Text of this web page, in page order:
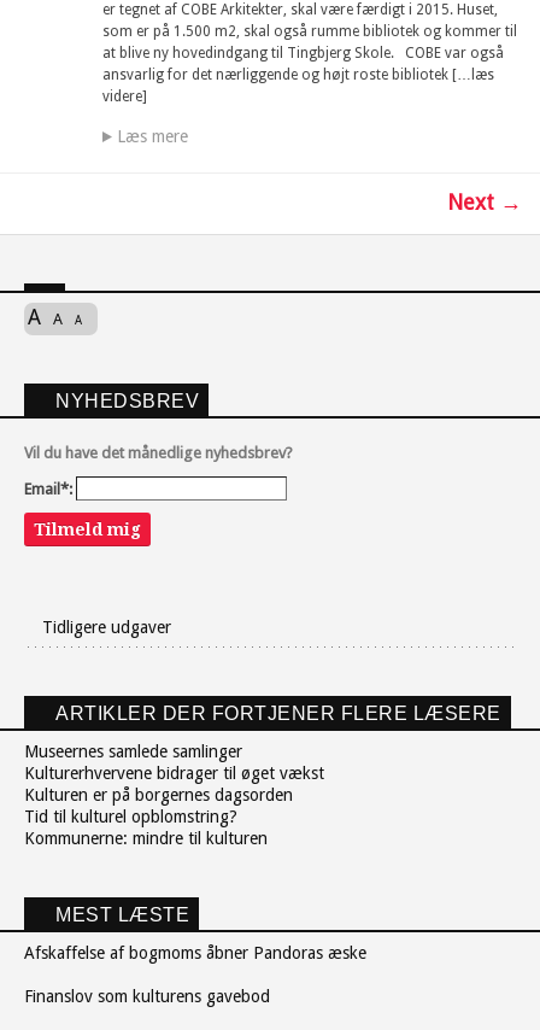
er tegnet af COBE Arkitekter, skal være færdigt i 2015. Huset,
som er på 1.500 m2, skal også rumme bibliotek og kommer til
at blive ny hovedindgang til Tingbjerg Skole. COBE var også
ansvarlig for det nærliggende og højt roste bibliotek […læs
videre]
Læs mere
Next →
A A A
NYHEDSBREV
Vil du have det månedlige nyhedsbrev?
Email*:
Tilmeld mig
Tidligere udgaver
ARTIKLER DER FORTJENER FLERE LÆSERE
Museernes samlede samlinger
Kulturerhvervene bidrager til øget vækst
Kulturen er på borgernes dagsorden
Tid til kulturel opblomstring?
Kommunerne: mindre til kulturen
MEST LÆSTE
Afskaffelse af bogmoms åbner Pandoras æske
Finanslov som kulturens gavebod